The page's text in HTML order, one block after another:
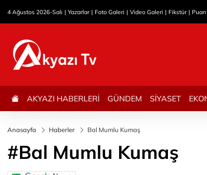
4 Ağustos 2026-Salı Yazarlar Foto Galeri Video Galeri Fikstür
AKYAZI HABERLERİ GÜNDEM SİYASET
Anasayfa Haberler Bal Mumlu Kumaş
#Bal Mumlu Kumaş